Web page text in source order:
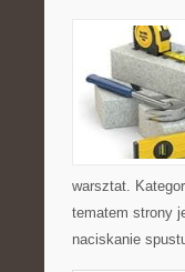
warsztat.
tematem strony
naciskanie